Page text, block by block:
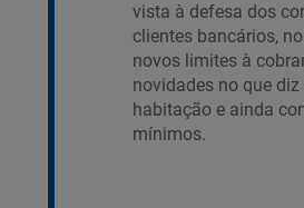
vista à defesa dos
clientes bancários,
novos limites à
novidades no que
habitação e ainda
mínimos.